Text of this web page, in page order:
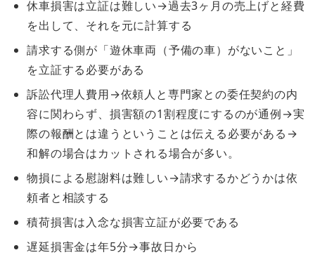
休車損害は立証は難しい→過去3ヶ月の売上げと経費
を出して、それを元に計算する
請求する側が「遊休車両（予備の車）がないこと」
を立証する必要がある
訴訟代理人費用→依頼人と専門家との委任契約の内
容に関わらず、損害額の1割程度にするのが通例→実
際の報酬とは違うということは伝える必要がある→
和解の場合はカットされる場合が多い。
物損による慰謝料は難しい→請求するかどうかは依
頼者と相談する
積荷損害は入念な損害立証が必要である
遅延損害金は年5分→事故日から